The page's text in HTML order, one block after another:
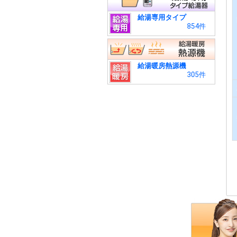
給湯専用タイプ
854件
給湯暖房熱源機
305件